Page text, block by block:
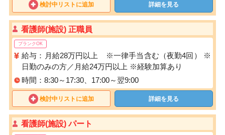
検討中リストに追加 詳細を見る
看護師(施設) 正職員
ブランクOK
給与：月給28万円以上 ※一律手当含む（夜勤4回） ※
日勤のみの方／月給24万円以上 ※経験加算あり
時間：8:30～17:30、17:00～翌9:00
検討中リストに追加 詳細を見る
看護師(施設) パート